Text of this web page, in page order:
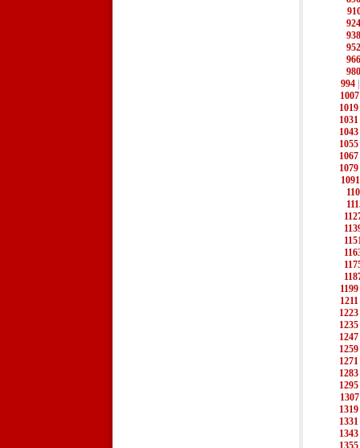
924
938
952
966
980
994
1007
1019
1031
1043
1055
1067
1079
1091
1199
1211
1223
1235
1247
1259
1271
1283
1295
1307
1319
1331
1343
1355